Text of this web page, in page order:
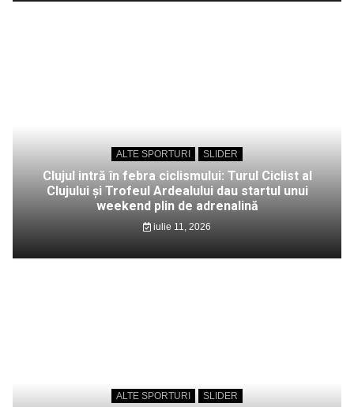
ALTE SPORTURI SLIDER
Clujul intră în febra ciclismului: Turul Ciclist al
Clujului și Trofeul Ardealului dau startul unui
weekend plin de adrenalină
iulie 11, 2026
ALTE SPORTURI SLIDER